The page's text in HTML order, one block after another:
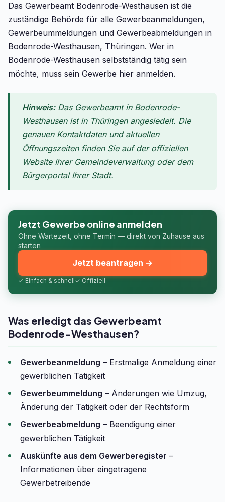
Das Gewerbeamt Bodenrode-Westhausen ist die
zuständige Behörde für alle Gewerbeanmeldungen,
Gewerbeummeldungen und Gewerbeabmeldungen in
Bodenrode-Westhausen, Thüringen. Wer in
Bodenrode-Westhausen selbstständig tätig sein
möchte, muss sein Gewerbe hier anmelden.
Hinweis:Das Gewerbeamt in Bodenrode-
Westhausen ist in Thüringen angesiedelt. Die
genauen Kontaktdaten und aktuellen
Öffnungszeiten finden Sie auf der offiziellen
Website Ihrer Gemeindeverwaltung oder dem
Bürgerportal Ihrer Stadt.
Jetzt Gewerbe online anmelden
Ohne Wartezeit, ohne Termin — direkt von Zuhause aus
starten
✓ Einfach & schnell✓ Offiziell
Jetzt beantragen →
Was erledigt das Gewerbeamt
Bodenrode-Westhausen?
Gewerbeanmeldung – Erstmalige Anmeldung einer
gewerblichen Tätigkeit
Gewerbeummeldung – Änderungen wie Umzug,
Änderung der Tätigkeit oder der Rechtsform
Gewerbeabmeldung – Beendigung einer
gewerblichen Tätigkeit
Auskünfte aus dem Gewerberegister –
Informationen über eingetragene
Gewerbetreibende